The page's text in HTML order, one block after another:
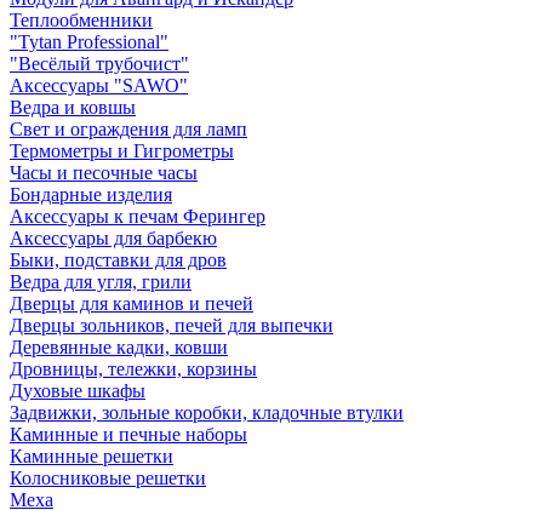
Теплообменники
"Tytan Professional"
"Весёлый трубочист"
Аксессуары "SAWO"
Ведра и ковшы
Свет и ограждения для ламп
Термометры и Гигрометры
Часы и песочные часы
Бондарные изделия
Аксессуары к печам Ферингер
Аксессуары для барбекю
Быки, подставки для дров
Ведра для угля, грили
Дверцы для каминов и печей
Дверцы зольников, печей для выпечки
Деревянные кадки, ковши
Дровницы, тележки, корзины
Духовые шкафы
Задвижки, зольные коробки, кладочные втулки
Каминные и печные наборы
Каминные решетки
Колосниковые решетки
Меха